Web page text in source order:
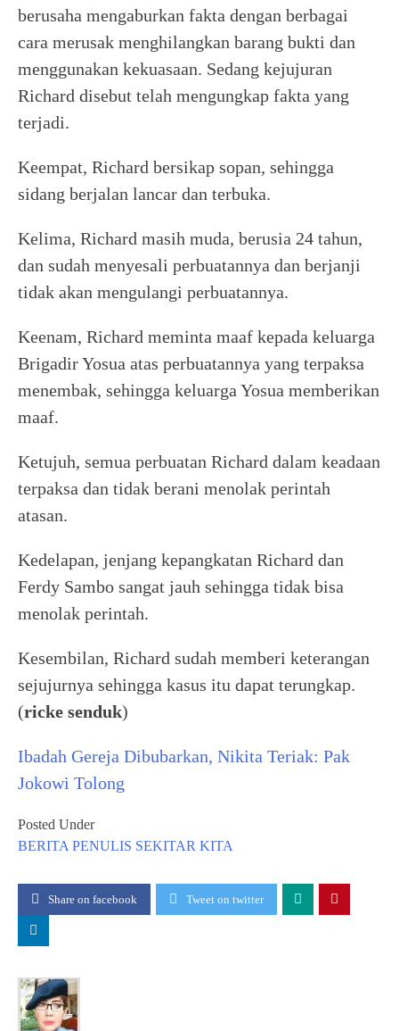
berusaha mengaburkan fakta dengan berbagai
cara merusak menghilangkan barang bukti dan
menggunakan kekuasaan. Sedang kejujuran
Richard disebut telah mengungkap fakta yang
terjadi.
Keempat, Richard bersikap sopan, sehingga
sidang berjalan lancar dan terbuka.
Kelima, Richard masih muda, berusia 24 tahun,
dan sudah menyesali perbuatannya dan berjanji
tidak akan mengulangi perbuatannya.
Keenam, Richard meminta maaf kepada keluarga
Brigadir Yosua atas perbuatannya yang terpaksa
menembak, sehingga keluarga Yosua memberikan
maaf.
Ketujuh, semua perbuatan Richard dalam keadaan
terpaksa dan tidak berani menolak perintah
atasan.
Kedelapan, jenjang kepangkatan Richard dan
Ferdy Sambo sangat jauh sehingga tidak bisa
menolak perintah.
Kesembilan, Richard sudah memberi keterangan
sejujurnya sehingga kasus itu dapat terungkap.
(ricke senduk)
Ibadah Gereja Dibubarkan, Nikita Teriak: Pak
Jokowi Tolong
Posted Under
BERITA PENULIS SEKITAR KITA
Share on facebook Tweet on twitter